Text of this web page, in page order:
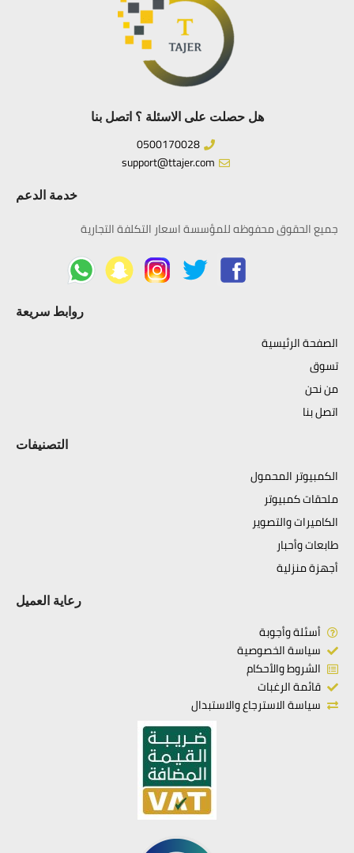
هل حصلت على الاسئلة ؟ اتصل بنا
0500170028
support@ttajer.com
خدمة الدعم
جميع الحقوق محفوظه للمؤسسة اسعار التكلفة التجارية
روابط سريعة
الصفحة الرئيسية
تسوق
من نحن
اتصل بنا
التصنيفات
الكمبيوتر المحمول
ملحقات كمبيوتر
الكاميرات والتصوير
طابعات وأحبار
أجهزة منزلية
رعاية العميل
أسئلة وأجوبة
سياسة الخصوصية
الشروط والأحكام
قائمة الرغبات
سياسة الاسترجاع والاستبدال